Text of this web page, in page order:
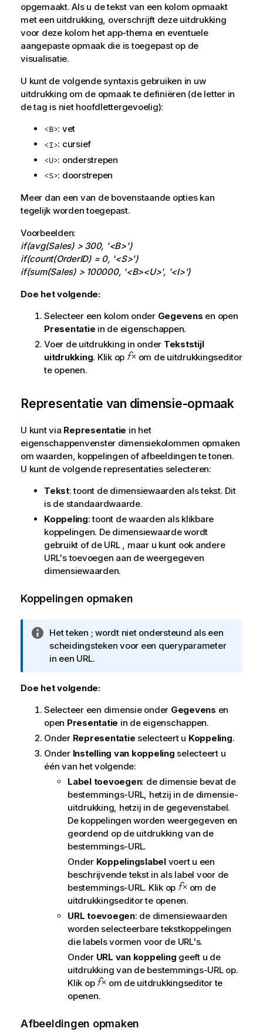
opgemaakt. Als u de tekst van een kolom opmaakt
met een uitdrukking, overschrijft deze uitdrukking
voor deze kolom het app-thema en eventuele
aangepaste opmaak die is toegepast op de
visualisatie.
U kunt de volgende syntaxis gebruiken in uw
uitdrukking om de opmaak te definiëren (de letter in
de tag is niet hoofdlettergevoelig):
<B>: vet
<I>: cursief
<U>: onderstrepen
<S>: doorstrepen
Meer dan een van de bovenstaande opties kan
tegelijk worden toegepast.
Voorbeelden:
if(avg(Sales) > 300, '<B>')
if(count(OrderID) = 0, '<S>')
if(sum(Sales) > 100000, '<B><U>', '<I>')
Doe het volgende:
Selecteer een kolom onder Gegevens en open
Presentatie in de eigenschappen.
Voer de uitdrukking in onder Tekststijl
uitdrukking. Klik op
om de uitdrukkingseditor
te openen.
Representatie van dimensie-opmaak
U kunt via Representatie in het
eigenschappenvenster dimensiekolommen opmaken
om waarden, koppelingen of afbeeldingen te tonen.
U kunt de volgende representaties selecteren:
Tekst: toont de dimensiewaarden als tekst. Dit
is de standaardwaarde.
Koppeling: toont de waarden als klikbare
koppelingen. De dimensiewaarde wordt
gebruikt of de URL , maar u kunt ook andere
URL's toevoegen aan de weergegeven
dimensiewaarden.
Koppelingen opmaken
I
n
f
r
a
t
i
e
Het teken ; wordt niet ondersteund als een
scheidingsteken voor een queryparameter
in een URL.
Doe het volgende:
Selecteer een dimensie onder Gegevens en
open Presentatie in de eigenschappen.
Onder Representatie selecteert u Koppeling.
Onder Instelling van koppeling selecteert u
één van het volgende:
Label toevoegen: de dimensie bevat de
bestemmings-URL, hetzij in de dimensie-
uitdrukking, hetzij in de gegevenstabel.
De koppelingen worden weergegeven en
geordend op de uitdrukking van de
bestemmings-URL.
Onder Koppelingslabelvoert u een
beschrijvende tekst in als label voor de
bestemmings-URL. Klik op
om de
uitdrukkingseditor te openen.
URL toevoegen: de dimensiewaarden
worden selecteerbare tekstkoppelingen
die labels vormen voor de URL's.
Onder URL van koppeling geeft u de
uitdrukking van de bestemmings-URL op.
Klik op
om de uitdrukkingseditor te
openen.
Afbeeldingen opmaken